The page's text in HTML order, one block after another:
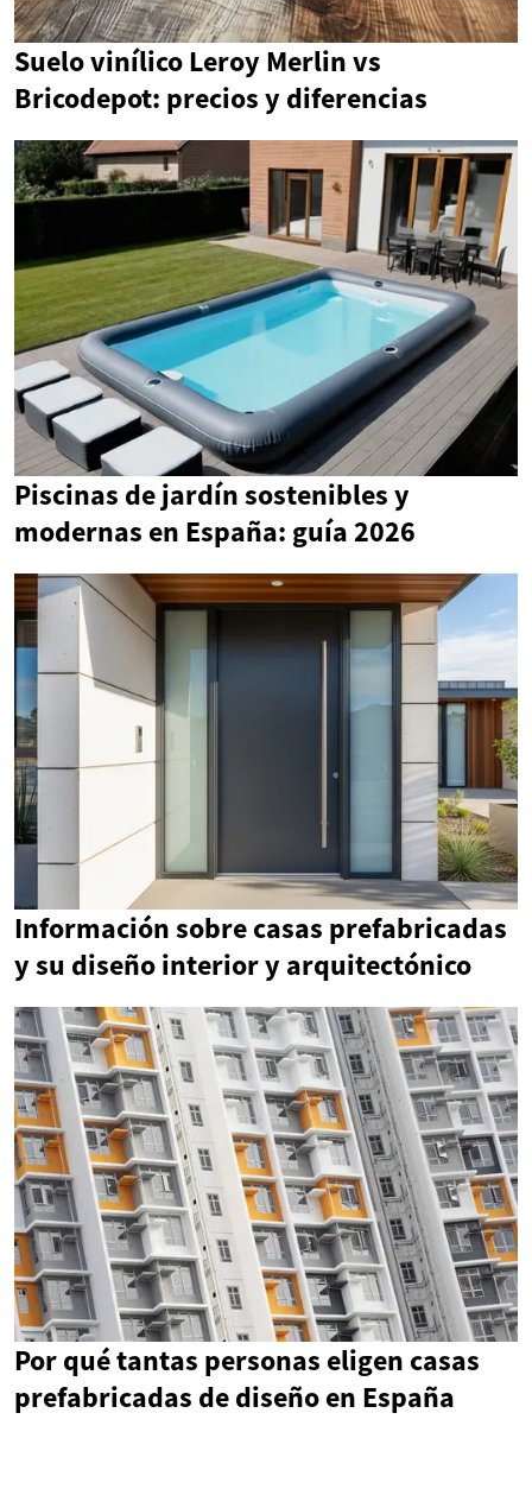
Suelo vinílico Leroy Merlin vs
Bricodepot: precios y diferencias
Piscinas de jardín sostenibles y
modernas en España: guía 2026
Información sobre casas prefabricadas
y su diseño interior y arquitectónico
Por qué tantas personas eligen casas
prefabricadas de diseño en España